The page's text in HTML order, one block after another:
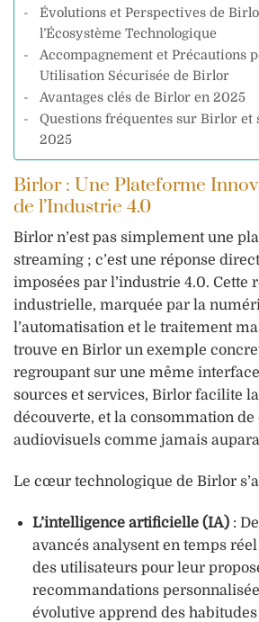
Évolutions et Perspectives de
l’Écosystème Technologique
Accompagnement et Précautions
Utilisation Sécurisée de Birlor
Avantages clés de Birlor en 2025
Questions fréquentes sur Birlor et
2025
Birlor : Une Plateforme
de l’Industrie 4.0
Birlor n’est pas simplement une
streaming ; c’est une réponse
imposées par l’industrie 4.0. Cette
industrielle, marquée par la
l’automatisation et le traitement
trouve en Birlor un exemple
regroupant sur une même
sources et services, Birlor facilite
découverte, et la consommation de
audiovisuels comme jamais
Le cœur technologique de Birlor
L’intelligence artificielle (IA):
avancés analysent en temps
des utilisateurs pour leur
recommandations
évolutive apprend des